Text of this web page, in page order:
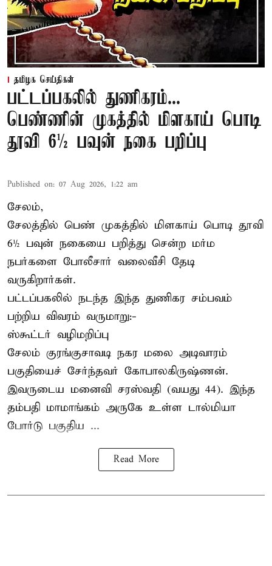
தமிழக செய்திகள்
பட்டப்பகலில் துணிகரம்...
பெண்ணின் முகத்தில் மிளகாய் பொடி
தூவி 6½ பவுன் நகை பறிப்பு
Published on: 07 Aug 2026, 1:22 am
சேலம்,
சேலத்தில் பெண் முகத்தில் மிளகாய் பொடி தூவி
6½ பவுன் நகையை பறித்து சென்ற மர்ம
நபர்களை போலீசார் வலைவீசி தேடி
வருகிறார்கள்.
பட்டப்பகலில் நடந்த இந்த துணிகர சம்பவம்
பற்றிய விவரம் வருமாறு:-
ஸ்கூட்டர் வழிமறிப்பு
சேலம் குரங்குசாவடி நகர மலை அடிவாரம்
பகுதியைச் சேர்ந்தவர் கோபாலகிருஷ்ணன்.
இவருடைய மனைவி சரஸ்வதி (வயது 44). இந்த
தம்பதி மாமாங்கம் அருகே உள்ள டால்மியா
போர்டு பகுதிய ...
Read More